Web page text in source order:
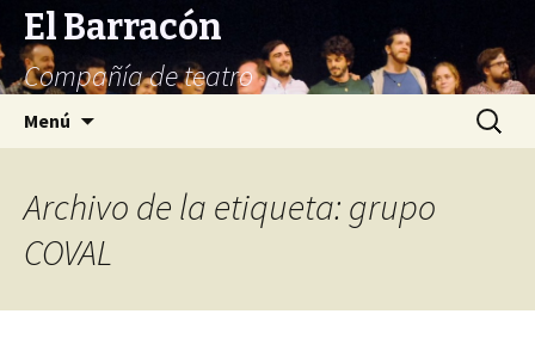
El Barracón
Compañía de teatro
Menú Buscar:
Archivo de la etiqueta: grupo
COVAL